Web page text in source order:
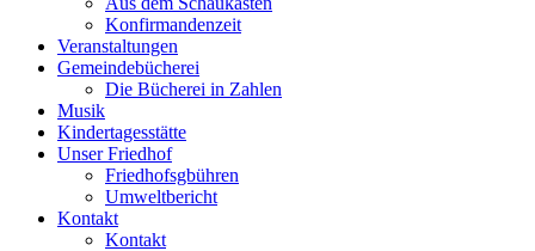
Konfirmandenzeit
Veranstaltungen
Gemeindebücherei
Die Bücherei in Zahlen
Musik
Kindertagesstätte
Unser Friedhof
Friedhofsgbühren
Umweltbericht
Kontakt
Kontakt